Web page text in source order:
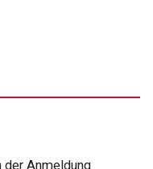
der Anmeldung